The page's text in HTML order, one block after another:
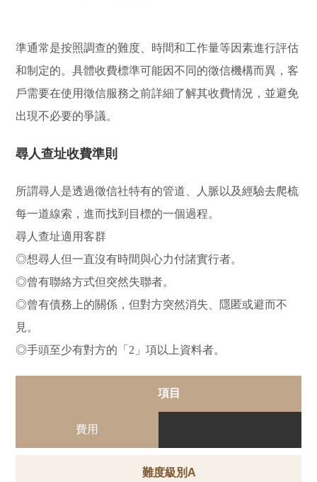
準通常是按照調查的難度、時間和工作量等因素進行評估
和制定的。具體收費標準可能因不同的徵信機構而異，客
戶需要在使用徵信服務之前詳細了解其收費情況，並避免
出現不必要的爭議。
尋人查址收費準則
所謂尋人是透過徵信社特有的管道、人脈以及經驗去爬梳
每一道線索，進而找到目標的一個過程。
尋人查址適用客群
◎想尋人但一直沒有時間與心力付諸實行者。
◎曾有聯絡方式但突然失聯者。
◎曾有債務上的關係，但對方突然消失、隱匿或避而不
見。
◎手頭至少有對方的「2」項以上資料者。
項目
費用
難度級別A